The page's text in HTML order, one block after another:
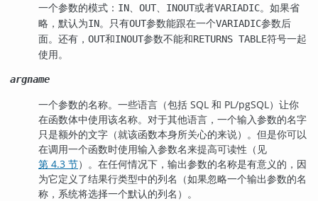
一个参数的模式： IN、 OUT、 INOUT或者VARIADIC。如果省
略，默认为IN。只有OUT参数能跟在一个VARIADIC参数后
面。还有， OUT和INOUT参数不能和RETURNS TABLE符号一起
使用。
argname
一个参数的名称。一些语言（包括 SQL 和 PL/pgSQL）让你
在函数体中使用该名称。对于其他语言，一个输入参数的名字
只是额外的文字（就该函数本身所关心的来说）。但是你可以
在调用一个函数时使用输入参数名来提高可读性（见
第 4.3 节）。在任何情况下，输出参数的名称是有意义的，因
为它定义了结果行类型中的列名（如果忽略一个输出参数的名
称，系统将选择一个默认的列名）。